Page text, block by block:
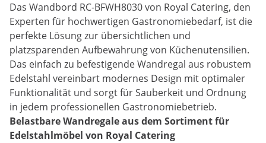
Das Wandbord RC-BFWH8030 von Royal Catering, den
Experten für hochwertigen Gastronomiebedarf, ist die
perfekte Lösung zur übersichtlichen und
platzsparenden Aufbewahrung von Küchenutensilien.
Das einfach zu befestigende Wandregal aus robustem
Edelstahl vereinbart modernes Design mit optimaler
Funktionalität und sorgt für Sauberkeit und Ordnung
in jedem professionellen Gastronomiebetrieb.
Belastbare Wandregale aus dem Sortiment für
Edelstahlmöbel von Royal Catering